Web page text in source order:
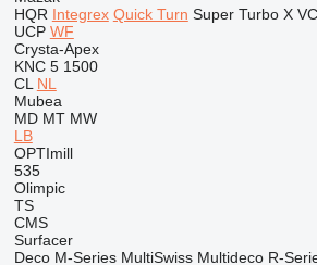
HQR Integrex Quick Turn Super Turbo X
UCP WF
Crysta-Apex
KNC 5 1500
CL NL
Mubea
MD MT MW
LB
OPTImill
535
Olimpic
TS
CMS
Surfacer
Deco M-Series MultiSwiss Multideco R-